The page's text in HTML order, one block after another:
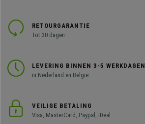
RETOURGARANTIE
Tot 30 dagen
LEVERING BINNEN 3-5 WERKDAGEN
in Nederland en België
VEILIGE BETALING
Visa, MasterCard, Paypal, iDeal